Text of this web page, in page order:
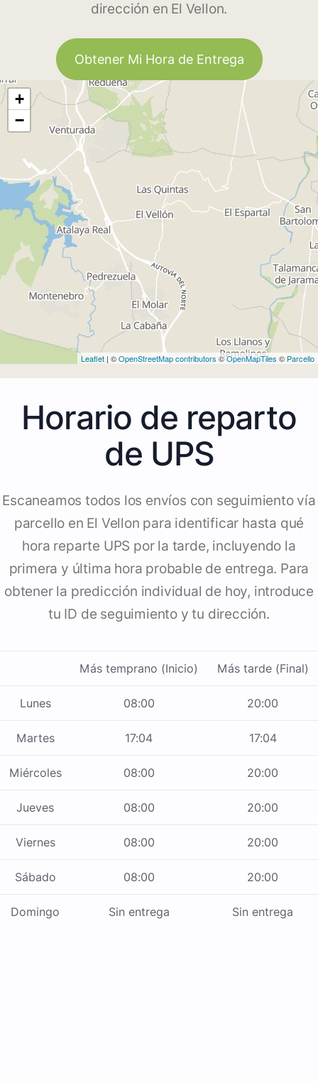
dirección en El Vellon.
Obtener Mi Hora de Entrega
+
−
Leaflet | ©OpenStreetMap contributors ©OpenMapTiles © Parcello
Horario de reparto
de UPS
Escaneamos todos los envíos con seguimiento vía
parcello en El Vellon para identificar hasta qué
hora reparte UPS por la tarde, incluyendo la
primera y última hora probable de entrega. Para
obtener la predicción individual de hoy, introduce
tu ID de seguimiento y tu dirección.
Más temprano (Inicio) Más tarde (Final)
Lunes 08:00 20:00
Martes 17:04 17:04
Miércoles 08:00 20:00
Jueves 08:00 20:00
Viernes 08:00 20:00
Sábado 08:00 20:00
Domingo Sin entrega Sin entrega